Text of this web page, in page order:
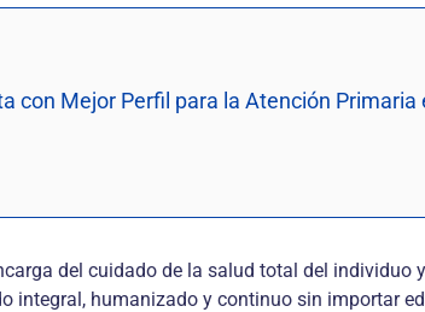
con Mejor Perfil para la Atención
del cuidado de la salud total del
integral, humanizado y continuo sin importar